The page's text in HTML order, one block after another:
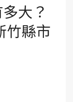
大？
竹縣市